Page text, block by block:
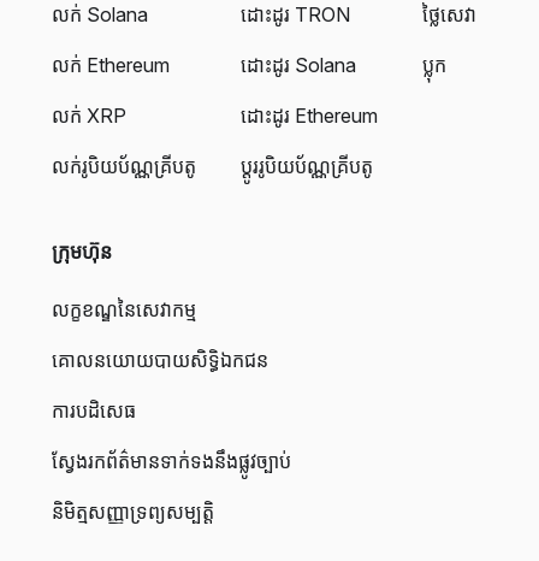
លក់ Solana
លក់ Ethereum
លក់ XRP
លក់រូបិយប័ណ្ណគ្រីបតូ
ដោះដូរ TRON
ដោះដូរ Solana
ដោះដូរ Ethereum
ប្តូររូបិយប័ណ្ណគ្រីបតូ
ថ្លៃសេវា
ប្លុក
ក្រុមហ៊ុន
លក្ខខណ្ឌនៃសេវាកម្ម
គោលនយោយបាយសិទ្ធិឯកជន
ការបដិសេធ
ស្វែងរកព័ត៌មានទាក់ទងនឹងផ្លូវច្បាប់
និមិត្មសញ្ញាទ្រព្យសម្បត្តិ